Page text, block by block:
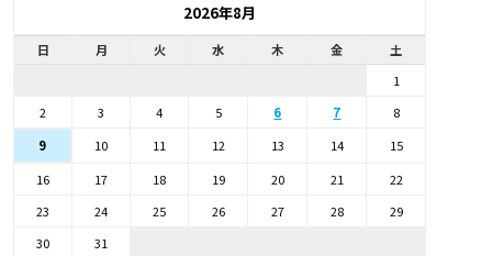
2026年8月
日 月 火 水 木 金 土
1
2
3 4 5 6 7
8
9
10 11 12 13 14
15
16
17 18 19 20 21
22
23
24 25 26 27 28
29
30
31